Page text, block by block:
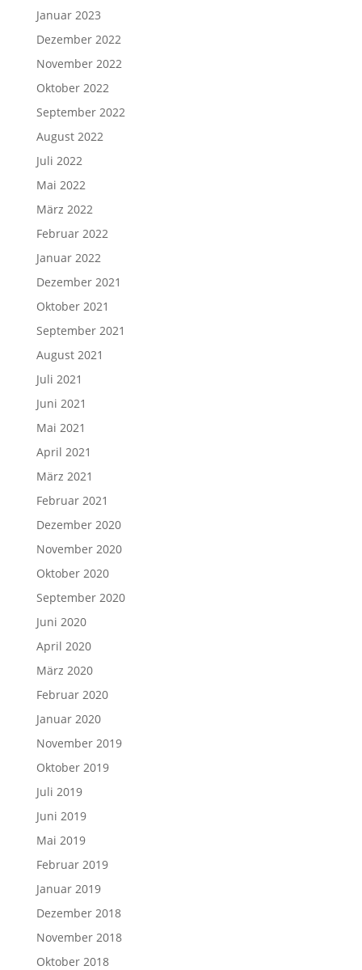
Januar 2023
Dezember 2022
November 2022
Oktober 2022
September 2022
August 2022
Juli 2022
Mai 2022
März 2022
Februar 2022
Januar 2022
Dezember 2021
Oktober 2021
September 2021
August 2021
Juli 2021
Juni 2021
Mai 2021
April 2021
März 2021
Februar 2021
Dezember 2020
November 2020
Oktober 2020
September 2020
Juni 2020
April 2020
März 2020
Februar 2020
Januar 2020
November 2019
Oktober 2019
Juli 2019
Juni 2019
Mai 2019
Februar 2019
Januar 2019
Dezember 2018
November 2018
Oktober 2018